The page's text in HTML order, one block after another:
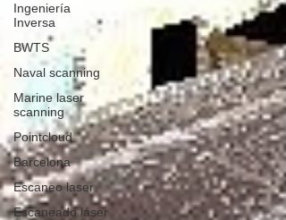
Ingeniería
Inversa
BWTS
Naval scanning
Marine laser
scanning
Pointcloud
Barcelona
Escaneo laser
Escaneado láser